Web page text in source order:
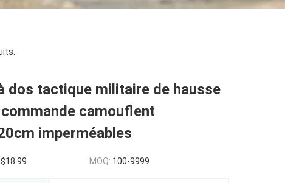
dos tactique militaire de hausse
camouflent
imperméables
MOQ: 100-9999